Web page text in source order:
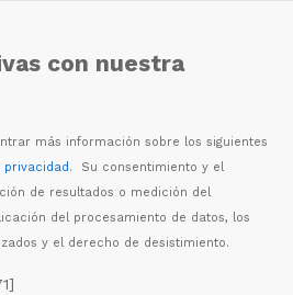
con nuestra
más información sobre los siguientes
privacidad. Su consentimiento y el
ón de resultados o medición del
ón del procesamiento de datos, los
y el derecho de desistimiento.